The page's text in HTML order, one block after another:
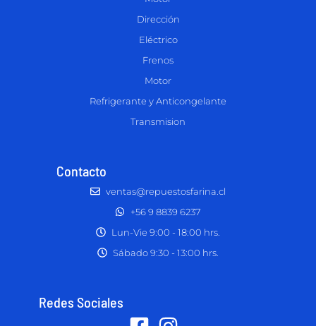
Dirección
Eléctrico
Frenos
Motor
Refrigerante y Anticongelante
Transmision
Contacto
ventas@repuestosfarina.cl
+56 9 8839 6237
Lun-Vie 9:00 - 18:00 hrs.
Sábado 9:30 - 13:00 hrs.
Redes Sociales